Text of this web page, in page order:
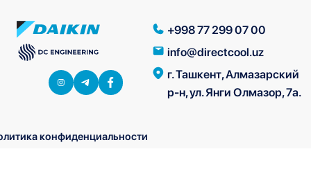
+998 77 299 07 00
info@directcool.uz
г. Ташкент, Алмазарский
р-н, ул. Янги Олмазор, 7а.
конфиденциальности